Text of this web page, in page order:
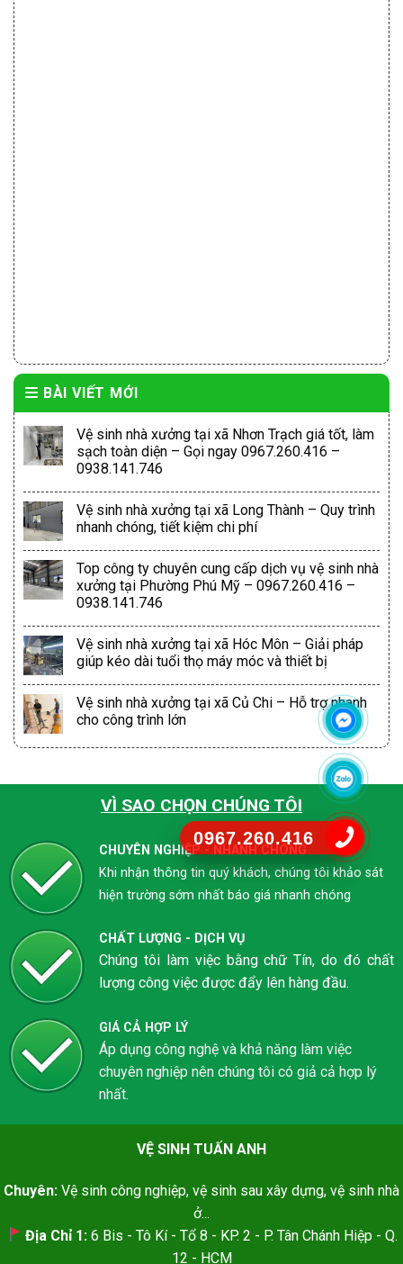
0967.260.416
BÀI VIẾT MỚI
Vệ sinh nhà xưởng tại xã Nhơn Trạch giá tốt, làm
sạch toàn diện – Gọi ngay 0967.260.416 –
0938.141.746
Vệ sinh nhà xưởng tại xã Long Thành – Quy trình
nhanh chóng, tiết kiệm chi phí
Top công ty chuyên cung cấp dịch vụ vệ sinh nhà
xưởng tại Phường Phú Mỹ – 0967.260.416 –
0938.141.746
Vệ sinh nhà xưởng tại xã Hóc Môn – Giải pháp
giúp kéo dài tuổi thọ máy móc và thiết bị
Vệ sinh nhà xưởng tại xã Củ Chi – Hỗ trợ nhanh
cho công trình lớn
VÌ SAO CHỌN CHÚNG TÔI
CHUYÊN NGHIỆP - NHANH CHÓNG
Khi nhận thông tin quý khách, chúng tôi khảo sát
hiện trường sớm nhất báo giá nhanh chóng
CHẤT LƯỢNG - DỊCH VỤ
Chúng tôi làm việc bằng chữ Tín, do đó chất
lượng công việc được đẩy lên hàng đầu.
GIÁ CẢ HỢP LÝ
Áp dụng công nghệ và khả năng làm việc
chuyên nghiệp nên chúng tôi có giả cả hợp lý
nhất.
VỆ SINH TUẤN ANH
Chuyên: Vệ sinh công nghiệp, vệ sinh sau xây dựng, vệ sinh nhà
ở...
Địa Chỉ 1: 6 Bis - Tô Kí - Tổ 8 - KP. 2 - P. Tân Chánh Hiệp - Q.
12 - HCM